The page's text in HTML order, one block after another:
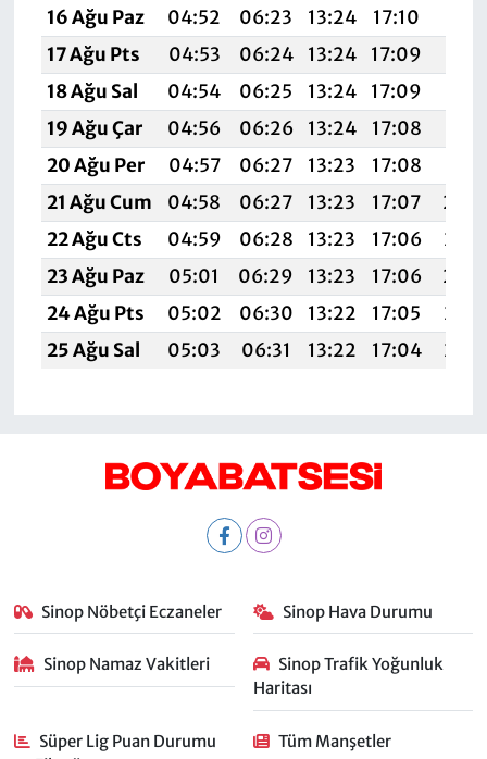
16 Ağu Paz
04:52 06:23 13:24 17:10
17 Ağu Pts
04:53 06:24 13:24 17:09
18 Ağu Sal
04:54 06:25 13:24 17:09
19 Ağu Çar
04:56 06:26 13:24 17:08
20 Ağu Per
04:57 06:27 13:23 17:08
21 Ağu Cum
04:58 06:27 13:23 17:07
22 Ağu Cts
04:59 06:28 13:23 17:06
23 Ağu Paz
05:01 06:29 13:23 17:06
24 Ağu Pts
05:02 06:30 13:22 17:05
25 Ağu Sal
05:03 06:31 13:22 17:04
Sinop Nöbetçi Eczaneler Sinop Hava Durumu
Sinop Namaz Vakitleri
Sinop Trafik Yoğunluk
Haritası
Süper Lig Puan Durumu
Tüm Manşetler